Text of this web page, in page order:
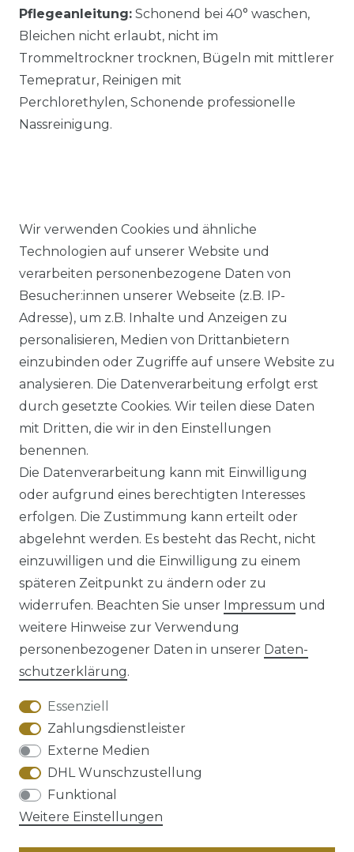
Pflegeanleitung: Schonend bei 40° waschen,
Bleichen nicht erlaubt, nicht im
Trommeltrockner trocknen, Bügeln mit mittlerer
Temepratur, Reinigen mit
Perchlorethylen, Schonende professionelle
Nassreinigung.
Ähnlicher Artikel
Casa Moda - Comfort Fit -
Herren Hemd mit extra
kürzerem Arm (58cm),
(006058)
UVP 54,99 €
ab 52,99 € *
Impressum Daten­schutz­erklärung
AGB Barrierefreiheitserklärung
Widerrufs­recht
Wir verwenden Cookies und ähnliche
Technologien auf unserer Website und
verarbeiten personenbezogene Daten von
Besucher:innen unserer Webseite (z.B. IP-
Adresse), um z.B. Inhalte und Anzeigen zu
personalisieren, Medien von Drittanbietern
einzubinden oder Zugriffe auf unsere Website zu
analysieren. Die Datenverarbeitung erfolgt erst
durch gesetzte Cookies. Wir teilen diese Daten
mit Dritten, die wir in den Einstellungen
benennen.
Die Datenverarbeitung kann mit Einwilligung
oder aufgrund eines berechtigten Interesses
erfolgen. Die Zustimmung kann erteilt oder
abgelehnt werden. Es besteht das Recht, nicht
einzuwilligen und die Einwilligung zu einem
späteren Zeitpunkt zu ändern oder zu
widerrufen. Beachten Sie unser Impressum und
weitere Hinweise zur Verwendung
personenbezogener Daten in unserer Daten­
schutz­erklärung.
Essenziell
Zahlungsdienstleister
Externe Medien
DHL Wunschzustellung
Funktional
Weitere Einstellungen